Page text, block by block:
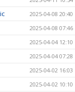
2025-04-08 20:40
2025-04-08 07:46
2025-04-04 12:10
2025-04-04 07:28
2025-04-02 16:03
2025-04-02 10:10